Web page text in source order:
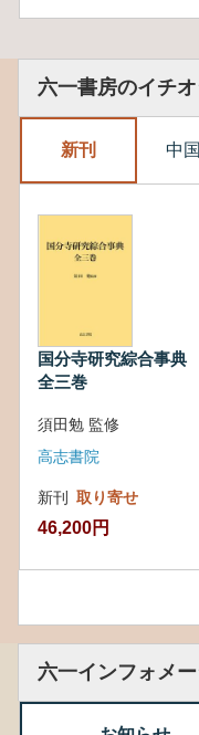
六一書房のイチ
新刊 中
国分寺研究綜合事典
全三巻
須田勉 監修
高志書院
新刊 取り寄せ
46,200円
六一インフォメ